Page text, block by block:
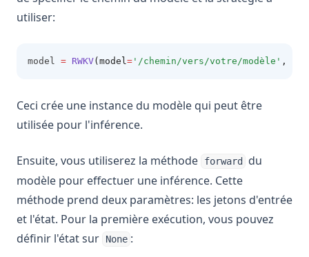
utiliser:
model = RWKV(model= '/chemin/vers/votre/modèle' ,
Ceci crée une instance du modèle qui peut être
utilisée pour l'inférence.
Ensuite, vous utiliserez la méthode forward
du
modèle pour effectuer une inférence. Cette
méthode prend deux paramètres: les jetons d'entrée
et l'état. Pour la première exécution, vous pouvez
définir l'état sur
None :